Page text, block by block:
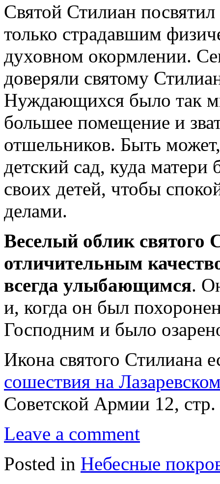
Святой Стилиан
только страдавшим
духовном окормлении.
доверяли святому
Нуждающихся было так
большее помещение и
отшельников. Быть
детский сад, куда матери
своих детей, чтобы
делами.
Веселый облик святого
отличительным
всегда улыбающимся.
и, когда он был
Господним и было
Икона святого Стилиана
сошествия на
Советской Армии 12,
Leave a comment
Posted in Небесные